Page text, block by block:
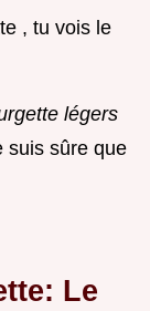
, tu vois le
légers
suis sûre que
Le